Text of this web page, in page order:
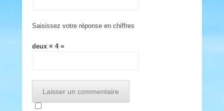
Saisissez votre réponse en chiffres
deux × 4 =